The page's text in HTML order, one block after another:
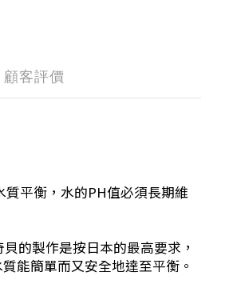
顧客評價
平衡，水的PH值必須長期維
的製作是按日本的最高要求，
能簡單而又安全地達至平衡。